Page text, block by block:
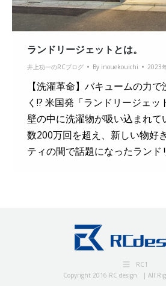
ランドリージェットとは。
井上功一のRCブログ By inouekouichi 2023
【洗濯革命】バキュームの力
く!? 米国発「ランドリージェ
壁の中に洗濯物が吸い込まれて
数200万回を超え、新しい物好
ティの間で話題になったランド
RC1
Copyright 2016 RC design | All